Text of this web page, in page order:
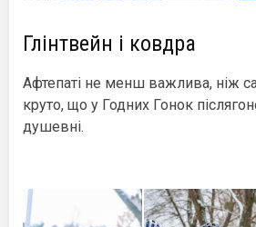
Глінтвейн і ковдра
Афтепаті не менш важлива, ніж
круто, що у Годних Гонок
душевні.